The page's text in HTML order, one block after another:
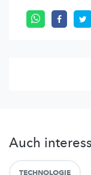
Auch
TECHNOLOGIE